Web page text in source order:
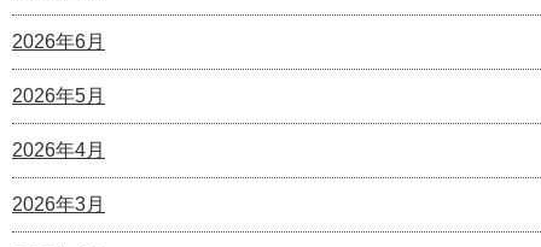
2026年6月
2026年5月
2026年4月
2026年3月